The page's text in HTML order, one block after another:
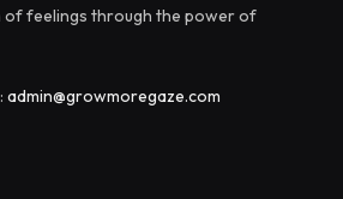
of feelings through the power of
admin@growmoregaze.com